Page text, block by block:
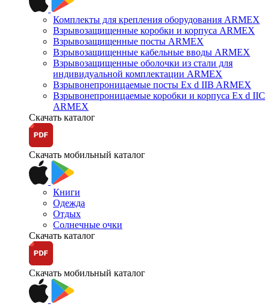
Комплекты для крепления оборудования ARMEX
Взрывозащищенные коробки и корпуса ARMEX
Взрывозащищенные посты ARMEX
Взрывозащищенные кабельные вводы ARMEX
Взрывозащищенные оболочки из стали для
индивидуальной комплектации ARMEX
Взрывонепроницаемые посты Ex d IIB ARMEX
Взрывонепроницаемые коробки и корпуса Ex d IIС
ARMEX
Скачать каталог
Скачать мобильный каталог
Книги
Одежда
Отдых
Солнечные очки
Скачать каталог
Скачать мобильный каталог